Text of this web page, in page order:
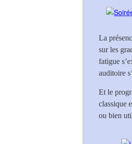
La
sur les
fatigue
auditoire
Et le
classique
ou bien